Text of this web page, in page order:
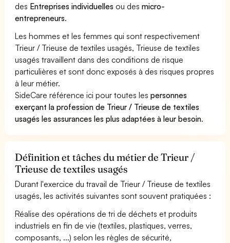
des Entreprises individuelles ou desmicro-
entrepreneurs.
Les hommes et les femmes qui sont respectivement
Trieur / Trieuse de textiles usagés, Trieuse de textiles
usagés travaillent dans des conditions de risque
particulières et sont donc exposés à des risques propres
à leur métier.
SideCare référence ici pour toutes lespersonnes
exerçant la profession de Trieur / Trieuse de textiles
usagés les assurances les plus adaptées à leur besoin.
Définition et tâches du métier de Trieur /
Trieuse de textiles usagés
Durant l'exercice du travail de Trieur / Trieuse de textiles
usagés, les activités suivantes sont souvent pratiquées :
Réalise des opérations de tri de déchets et produits
industriels en fin de vie (textiles, plastiques, verres,
composants, ...) selon les règles de sécurité,